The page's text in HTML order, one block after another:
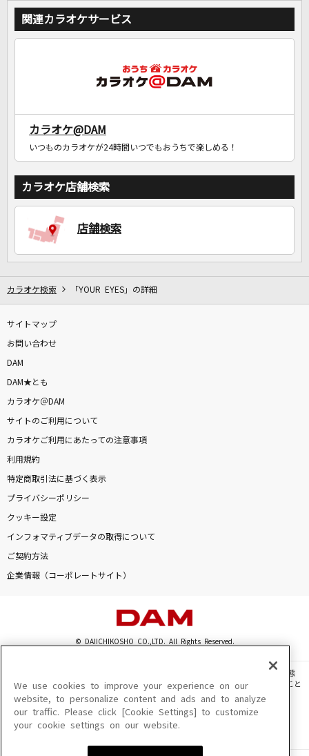
関連カラオケサービス
カラオケ@DAM
いつものカラオケが24時間いつでもおうちで楽しめる！
カラオケ店舗検索
店舗検索
カラオケ検索 「YOUR EYES」の詳細
サイトマップ
お問い合わせ
DAM
DAM★とも
カラオケ＠DAM
サイトのご利用について
カラオケご利用にあたっての注意事項
利用規約
特定商取引法に基づく表示
プライバシーポリシー
クッキー設定
インフォマティブデータの取得について
ご契約方法
企業情報（コーポレートサイト）
© DAIICHIKOSHO CO.,LTD. All Rights Reserved.
このサイトに掲載されている一切の文章・画像・写真・動画・音声等を、手段や形態
を問わず、著作権法の定める範囲を超えて無断で複製、転載、ファイル化などすること
を禁じます。
楽曲及びコンテンツは、機種によりご利用いただけない場合があります。
楽曲及びコンテンツの配信日、配信内容が変更になる場合があります。
We use cookies to improve your experience on our
website, to personalize content and ads and to analyze
our traffic. Please click [Cookie Settings] to customize
your cookie settings on our website.